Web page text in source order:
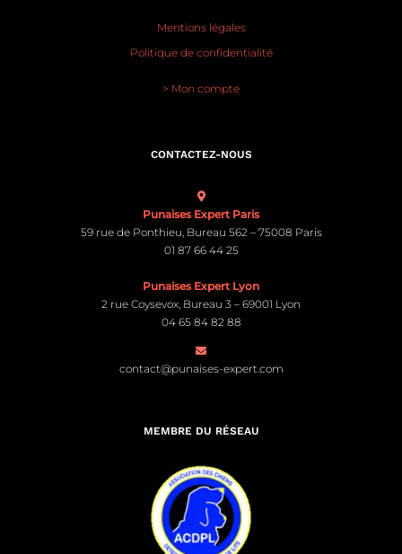
Mentions légales
Politique de confidentialité
> Mon compte
CONTACTEZ-NOUS
Punaises Expert Paris
59 rue de Ponthieu, Bureau 562 – 75008 Paris
01 87 66 44 25
Punaises Expert Lyon
2 rue Coysevox, Bureau 3 – 69001 Lyon
04 65 84 82 88
contact@punaises-expert.com
MEMBRE DU RÉSEAU